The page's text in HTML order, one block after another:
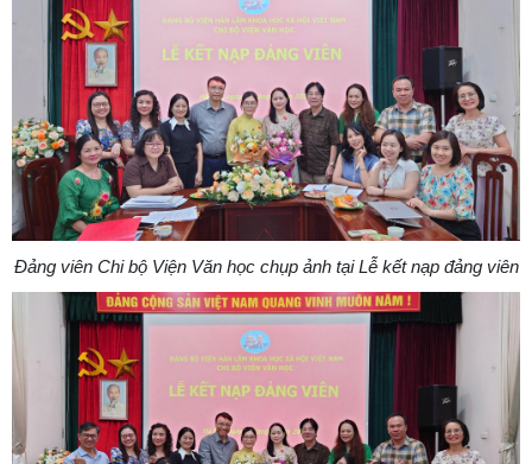
Đảng viên Chi bộ Viện Văn học chụp ảnh tại Lễ kết nạp đảng viên